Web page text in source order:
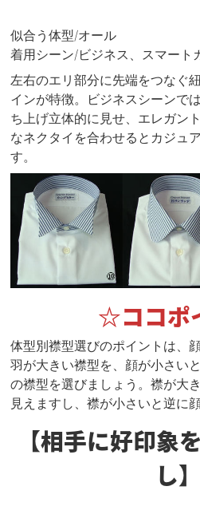
似合う体型/オール
着用シーン/ビジネス、スマート
左右のエリ部分に先端をつなぐ
インが特徴。ビジネスシーンで
ち上げ立体的に見せ、エレガン
なネクタイを合わせるとカジュ
す。
☆ココポ
体型別襟型選びのポイントは、
羽が大きい襟型を、顔が小さい
の襟型を選びましょう。襟が大
見えますし、襟が小さいと逆に
【相手に好印象
し】